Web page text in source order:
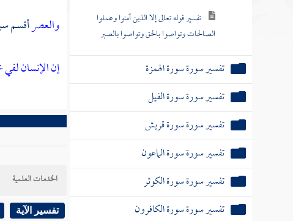
تفسير قوله تعالى إلا الذين آمنوا وعملوا
الصالحات وتواصوا بالحق وتواصوا بالصبر
تفسير سورة سورة الهمزة
تفسير سورة سورة الفيل
تفسير سورة سورة قريش
تفسير سورة سورة الماعون
تفسير سورة سورة الكوثر
تفسير سورة سورة الكافرون
والعصرأقسم
إن الإنسان
الخدمات العلمية
تفسير الآية